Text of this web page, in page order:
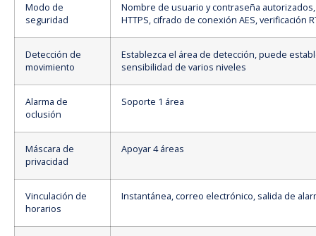
Modo de
seguridad
Nombre de usuario y contraseña
HTTPS, cifrado de conexión AES, verificación
Detección de
movimiento
Establezca el área de detección, puede
sensibilidad de varios niveles
Alarma de
oclusión
Soporte 1 área
Máscara de
privacidad
Apoyar 4 áreas
Vinculación de
horarios
Instantánea, correo electrónico, salida de